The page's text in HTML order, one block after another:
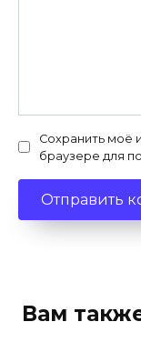
Сохранить моё
браузере для
Вам